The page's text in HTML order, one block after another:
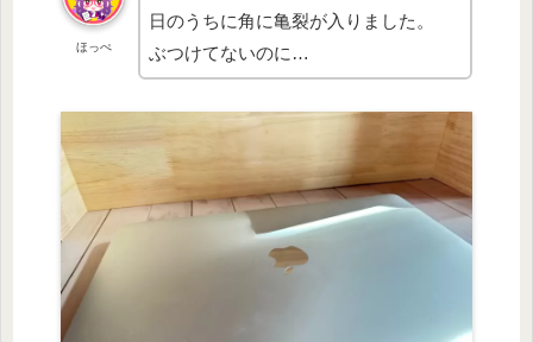
ほっぺ
日のうちに角に亀裂が入りました。
ぶつけてないのに…